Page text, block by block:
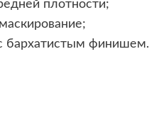
плотности;
бархатистым финишем.